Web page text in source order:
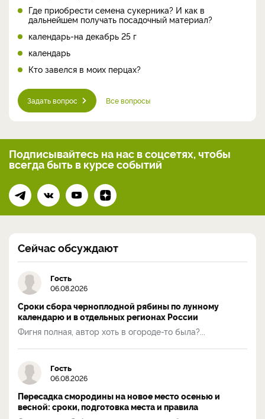
Где приобрести семена сукерника? И как в
дальнейшем получать посадочный материал?
календарь-на декабрь 25 г
календарь
Кто завелся в моих перцах?
Задать вопрос Все вопросы
Подписывайтесь на нас в соцсетях, чтобы
всегдабыть в курсе событий
Сейчас обсуждают
Гость
06.08.2026
Сроки сбора черноплодной рябины по лунному
календарю и в отдельных регионах России
Фигня полная, автор хоть в огороде-то была?...
Гость
06.08.2026
Пересадка смородины на новое место осенью и
весной: сроки, подготовка места и правила